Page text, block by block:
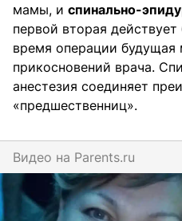
мамы, и спинально-
первой вторая
время операции будущая
прикосновений врача.
анестезия соединяет
«предшественниц».
Видео на parents.ru